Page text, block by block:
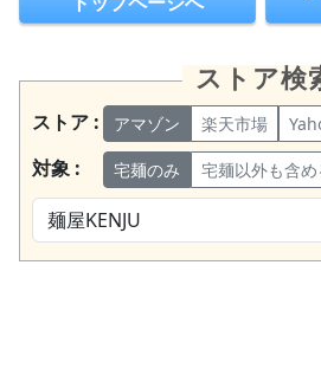
ストア検
ストア : アマゾン 楽天市場
対象 : 宅麺のみ 宅麺以外も含め